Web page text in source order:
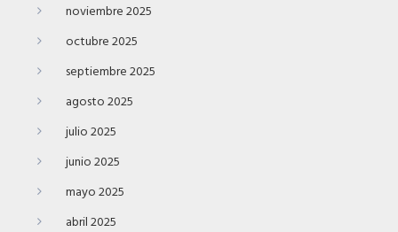
noviembre 2025
octubre 2025
septiembre 2025
agosto 2025
julio 2025
junio 2025
mayo 2025
abril 2025